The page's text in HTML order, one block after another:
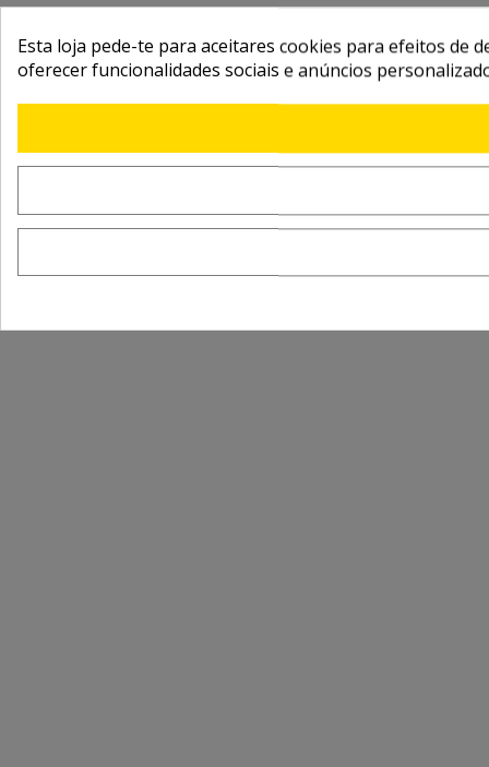
Esta loja pede-te para aceitares cookies para efeitos de
oferecer funcionalidades sociais e anúncios